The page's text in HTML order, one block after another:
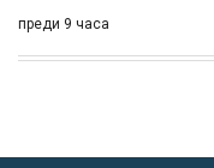
преди 9 часа